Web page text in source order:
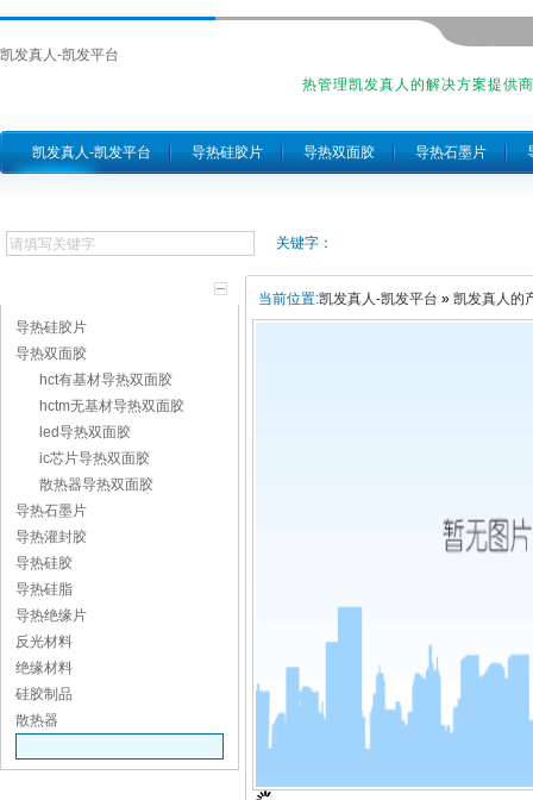
凯发真人-凯发平台
热管理凯发真人的解决方案提供商
凯发真人-凯发平台 导热硅胶片 导热双面胶 导热石墨片
关键字：
导热硅胶片
导热双面胶
hct有基材导热双面胶
hctm无基材导热双面胶
led导热双面胶
ic芯片导热双面胶
散热器导热双面胶
导热石墨片
导热灌封胶
导热硅胶
导热硅脂
导热绝缘片
反光材料
绝缘材料
硅胶制品
散热器
当前位置:凯发真人-凯发平台 » 凯发真人的